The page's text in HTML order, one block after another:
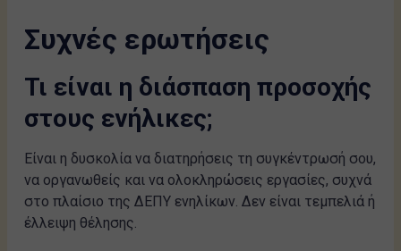
Συχνές ερωτήσεις
Τι είναι η διάσπαση προσοχής
στους ενήλικες;
Είναι η δυσκολία να διατηρήσεις τη συγκέντρωσή σου,
να οργανωθείς και να ολοκληρώσεις εργασίες, συχνά
στο πλαίσιο της ΔΕΠΥ ενηλίκων. Δεν είναι τεμπελιά ή
έλλειψη θέλησης.